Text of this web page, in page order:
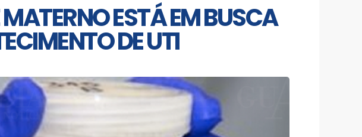
ESTÁ EM BUSCA
DE UTI